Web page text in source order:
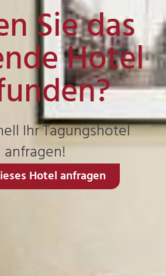
Sie das
Hotel
Ihr Tagungshotel
anfragen!
Hotel anfragen